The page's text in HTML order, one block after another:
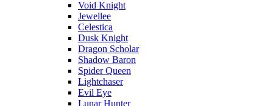
Void Knight
Jewellee
Celestica
Dusk Knight
Dragon Scholar
Shadow Baron
Spider Queen
Lightchaser
Evil Eye
Lunar Hunter